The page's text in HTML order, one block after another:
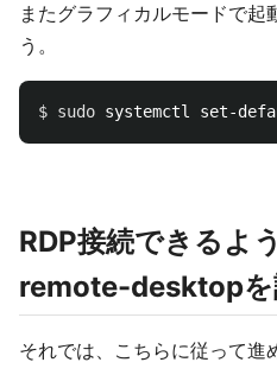
またグラフィカルモードで起
う。
$ sudo
RDP接続できるよ
remote-desktopを
それでは、こちらに従って進